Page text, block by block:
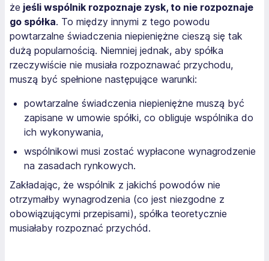
że jeśli wspólnik rozpoznaje zysk, to nie rozpoznaje
go spółka. To między innymi z tego powodu
powtarzalne świadczenia niepieniężne cieszą się tak
dużą popularnością. Niemniej jednak, aby spółka
rzeczywiście nie musiała rozpoznawać przychodu,
muszą być spełnione następujące warunki:
powtarzalne świadczenia niepieniężne muszą być
zapisane w umowie spółki, co obliguje wspólnika do
ich wykonywania,
wspólnikowi musi zostać wypłacone wynagrodzenie
na zasadach rynkowych.
Zakładając, że wspólnik z jakichś powodów nie
otrzymałby wynagrodzenia (co jest niezgodne z
obowiązującymi przepisami), spółka teoretycznie
musiałaby rozpoznać przychód.